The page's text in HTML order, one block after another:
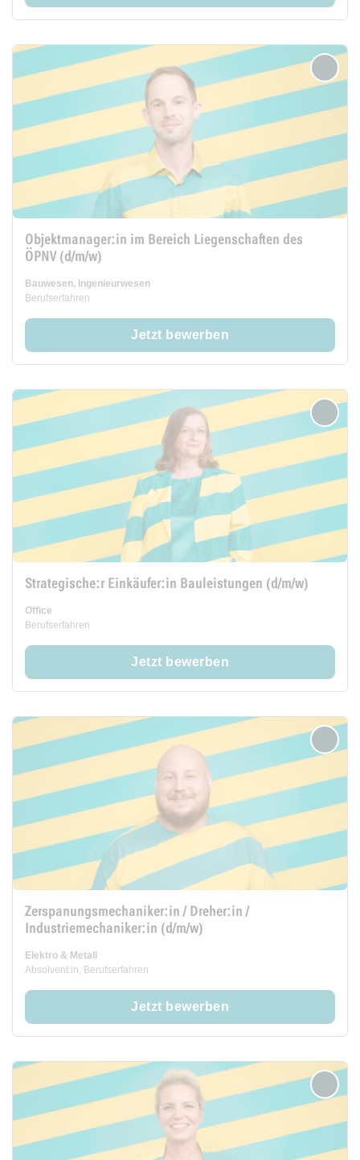
merken
Objektmanager:in im Bereich Liegenschaften des
ÖPNV (d/m/w)
Bauwesen, Ingenieurwesen
Berufserfahren
Jetzt bewerben
merken
Strategische:r Einkäufer:in Bauleistungen (d/m/w)
Office
Berufserfahren
Jetzt bewerben
merken
Zerspanungsmechaniker:in / Dreher:in /
Industriemechaniker:in (d/m/w)
Elektro & Metall
Absolvent:in, Berufserfahren
Jetzt bewerben
merken